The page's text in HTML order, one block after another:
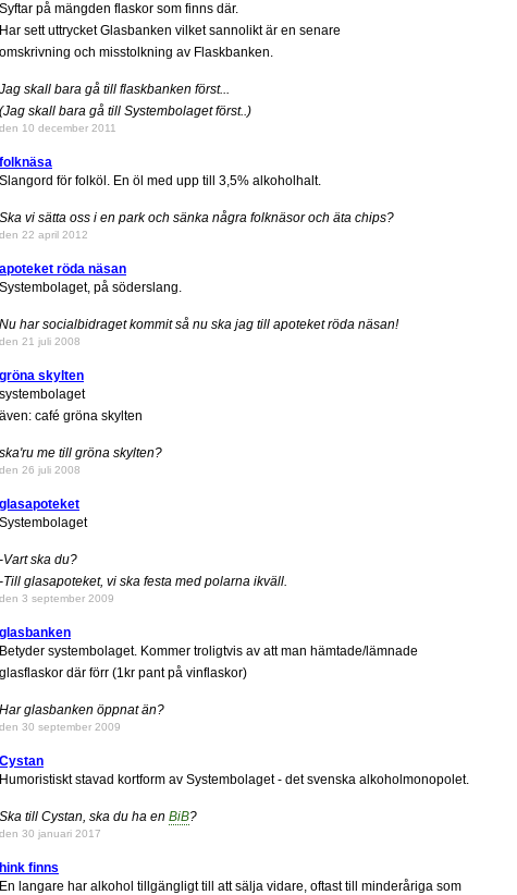
Syftar på mängden flaskor som finns där.
Har sett uttrycket Glasbanken vilket sannolikt är en senare
omskrivning och misstolkning av Flaskbanken.
Jag skall bara gå till flaskbanken först...
(Jag skall bara gå till Systembolaget först..)
den 10 december 2011
folknäsa
Slangord för folköl. En öl med upp till 3,5% alkoholhalt.
Ska vi sätta oss i en park och sänka några folknäsor och äta chips?
den 22 april 2012
apoteket röda näsan
Systembolaget, på söderslang.
Nu har socialbidraget kommit så nu ska jag till apoteket röda näsan!
den 21 juli 2008
gröna skylten
systembolaget
även: café gröna skylten
ska'ru me till gröna skylten?
den 26 juli 2008
glasapoteket
Systembolaget
-Vart ska du?
-Till glasapoteket, vi ska festa med polarna ikväll.
den 3 september 2009
glasbanken
Betyder systembolaget. Kommer troligtvis av att man hämtade/lämnade
glasflaskor där förr (1kr pant på vinflaskor)
Har glasbanken öppnat än?
den 30 september 2009
Cystan
Humoristiskt stavad kortform av Systembolaget - det svenska alkoholmonopolet.
Ska till Cystan, ska du ha en BiB?
den 30 januari 2017
hink finns
En langare har alkohol tillgängligt till att sälja vidare, oftast till minderåriga som